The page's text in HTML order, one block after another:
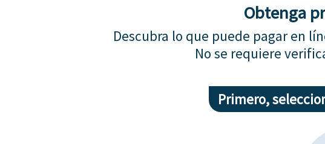
Obtenga
Descubra lo que puede pagar en
No se requiere
Primero,